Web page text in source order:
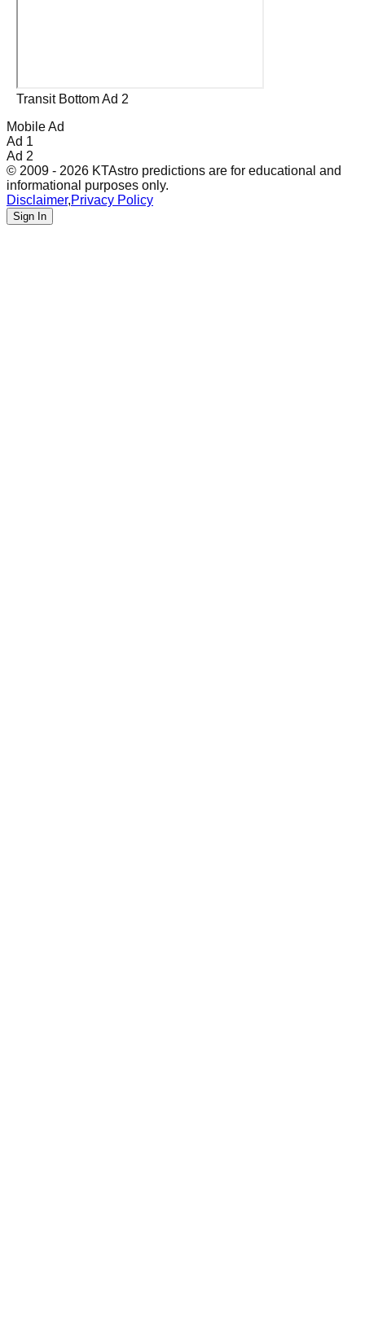
Transit Bottom Ad 2
Mobile Ad
Ad 1
Ad 2
© 2009 - 2026 KTAstro predictions are for educational and
informational purposes only.
Disclaimer,Privacy Policy
Sign In